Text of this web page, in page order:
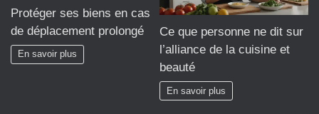
Protéger ses biens en cas
de déplacement prolongé
En savoir plus
Ce que personne ne dit sur
l’alliance de la cuisine et
beauté
En savoir plus